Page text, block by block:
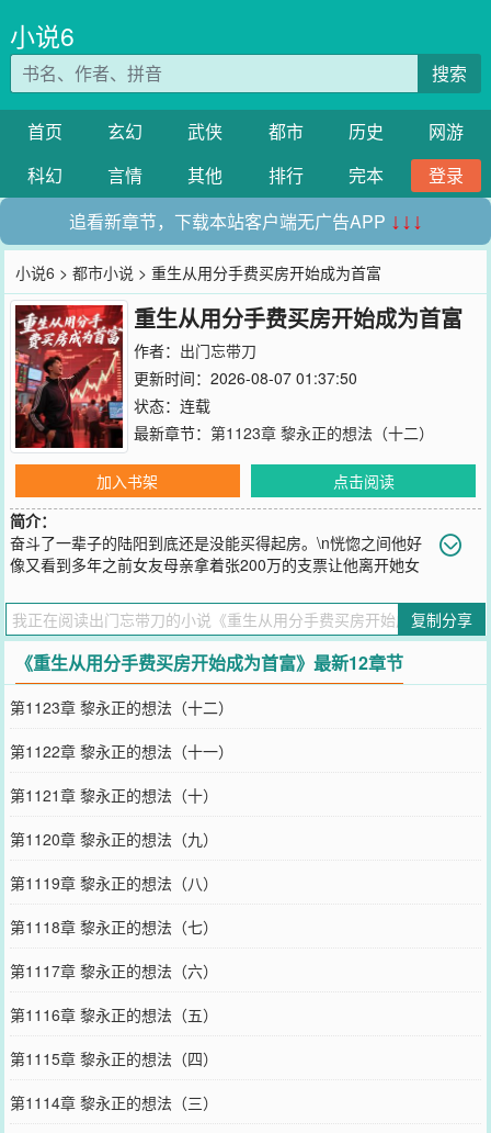
小说6
搜索
首页 玄幻 武侠 都市 历史
网游
科幻
言情 其他 排行 完本
登录
追看新章节，下载本站客户端无广告APP ↓↓↓
小说6 >都市小说 > 重生从用分手费买房开始成为首富
重生从用分手费买房开始成为首富
作者： 出门忘带刀
更新时间：2026-08-07 01:37:50
状态：连载
最新章节： 第1123章 黎永正的想法（十二）
加入书架
点击阅读
简介：
奋斗了一辈子的陆阳到底还是没能买得起房。\n恍惚之间他好
像又看到多年之前女友母亲拿着张200万的支票让他离开她女
绝了。\n不过这一次他不但接过了支票，还开口说道：\n“珊珊是我的
挚爱！”\n“阿姨，我为珊珊流过血！”\n“得加钱！”
您要是觉得《 重生从用分手费买房开始成为首富》还不错的话请不要
忘记向您QQ群和微博微信里的朋友推荐哦！
复制分享
《重生从用分手费买房开始成为首富》最新12章节
第1123章 黎永正的想法（十二）
第1122章 黎永正的想法（十一）
第1121章 黎永正的想法（十）
第1120章 黎永正的想法（九）
第1119章 黎永正的想法（八）
第1118章 黎永正的想法（七）
第1117章 黎永正的想法（六）
第1116章 黎永正的想法（五）
第1115章 黎永正的想法（四）
第1114章 黎永正的想法（三）